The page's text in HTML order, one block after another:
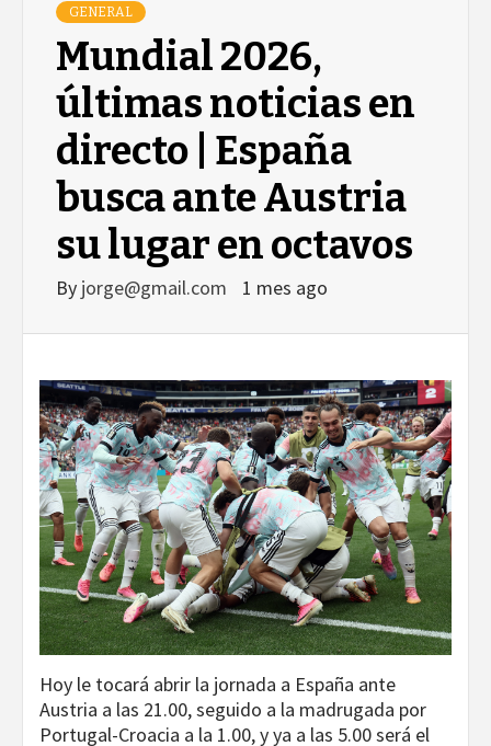
GENERAL
Mundial 2026,
últimas noticias en
directo | España
busca ante Austria
su lugar en octavos
By jorge@gmail.com 1 mes ago
Hoy le tocará abrir la jornada a España ante
Austria a las 21.00, seguido a la madrugada por
Portugal-Croacia a la 1.00, y ya a las 5.00 será el